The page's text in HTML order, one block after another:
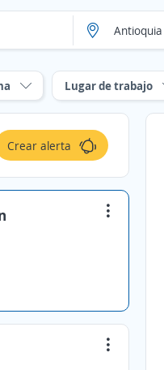
Lugar de trabajo
Crear alerta